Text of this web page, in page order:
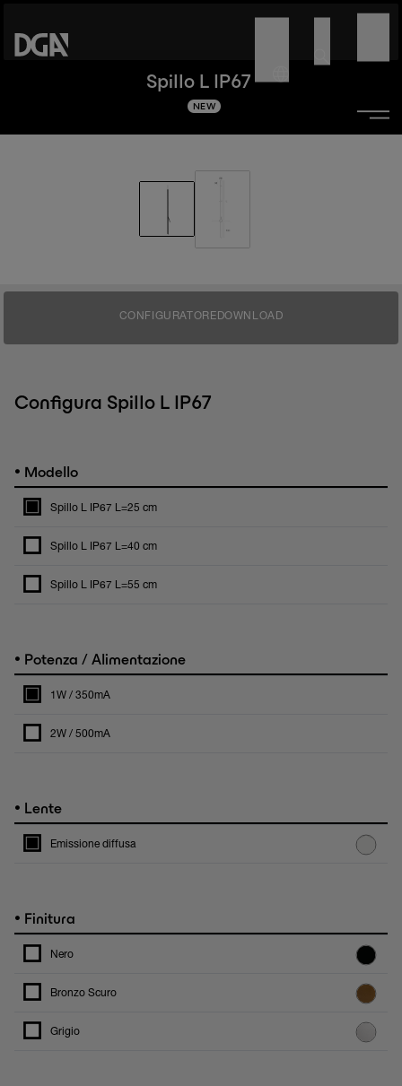
Spillo L IP67
NEW
CONFIGURATOREDOWNLOAD
Configura Spillo L IP67
• Modello
Spillo L IP67 L=25 cm
Spillo L IP67 L=40 cm
Spillo L IP67 L=55 cm
• Potenza / Alimentazione
1W / 350mA
2W / 500mA
• Lente
Emissione diffusa
• Finitura
Nero
Bronzo Scuro
Grigio